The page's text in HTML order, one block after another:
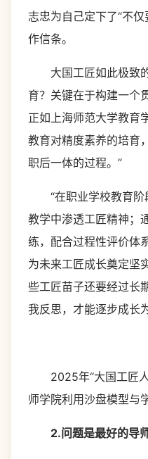
志忠为自己定下了“不
作信条。
大国工匠如此极致的
育？关键在于构建一个
正如上海师范大学教育
教育对精度素养的培育
职后一体的过程。”
“在职业学校教育阶
教学中渗透工匠精神；
练，配合过程性评价体
为未来工匠成长奠定坚
些工匠苗子还要经过长
我反思，才能逐步成长
2025年“大国工匠人
师学院利用沙盘模型与
2.问题是最好的导